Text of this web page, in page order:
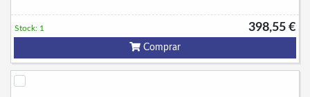
398,55 €
Stock: 1
Comprar